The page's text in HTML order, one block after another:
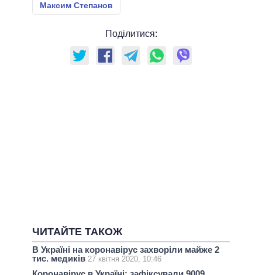
Максим Степанов
Поділитися:
ЧИТАЙТЕ ТАКОЖ
В Україні на коронавірус захворіли майже 2
тис. медиків 27 квітня 2020, 10:46